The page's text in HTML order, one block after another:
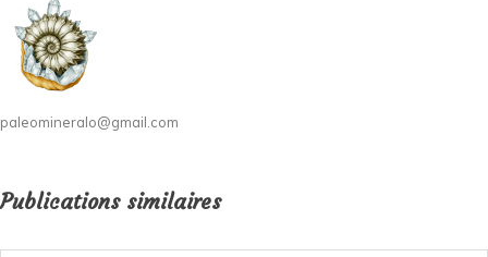
paleomineralo@gmail.com
Publications similaires